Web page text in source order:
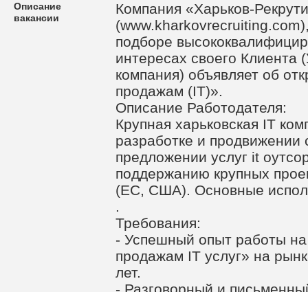
Описание
вакансии
Компания «Харьков-
подборе
интересах своего Клиента
компания) объявляет об
продажам (IT)».
Описание Работодателя:
Крупная харьковская IT
разработке и продвижении
предложении услуг it
поддержанию крупных
(ЕС, США). Основные
.
Требования:
- Успешный опыт работы
продажам IT услуг» на
лет.